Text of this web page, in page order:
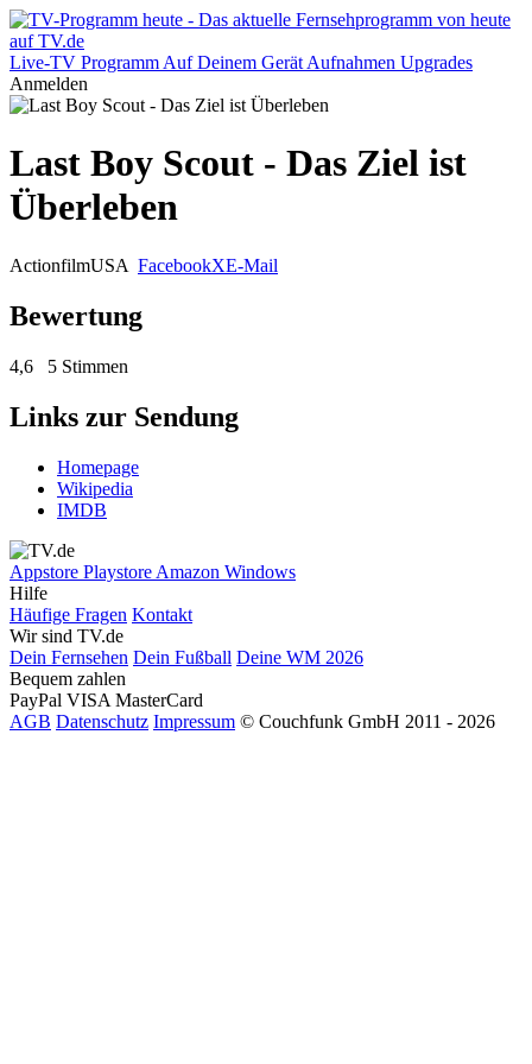
Live-TV Programm Auf Deinem Gerät Aufnahmen Upgrades
Anmelden
Last Boy Scout - Das Ziel ist
Überleben
ActionfilmUSA FacebookXE-Mail
Bewertung
4,6 5 Stimmen
Links zur Sendung
Homepage
Wikipedia
IMDB
Appstore Playstore Amazon Windows
Hilfe
Häufige Fragen Kontakt
Wir sind TV.de
Dein Fernsehen Dein Fußball Deine WM 2026
Bequem zahlen
PayPal VISA MasterCard
AGB Datenschutz Impressum © Couchfunk GmbH 2011 - 2026